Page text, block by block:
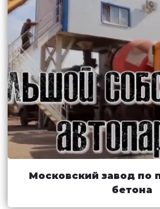
Московский завод по
бетона